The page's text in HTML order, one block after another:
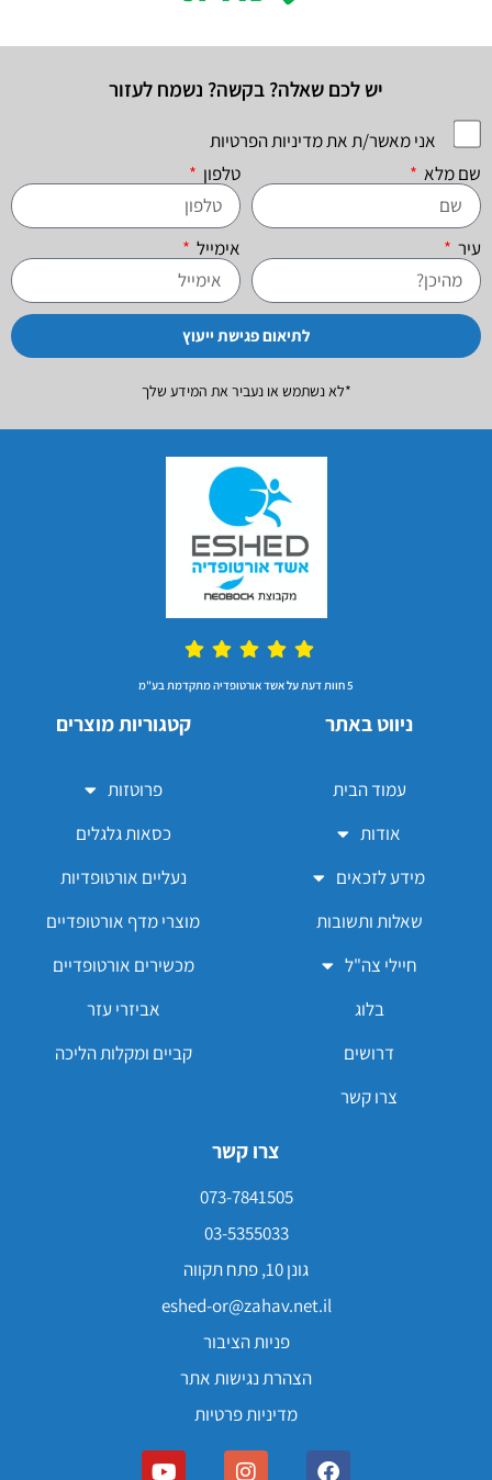
יש לכם שאלה? בקשה? נשמח לעזור
אני מאשר/ת את מדיניות הפרטיות
שם מלא
טלפון
עיר אימייל
לתיאום פגישת ייעוץ
*לא נשתמש או נעביר את המידע שלך
5 חוות דעת על אשד אורטופדיה מתקדמת בע"מ
ניווט באתר
עמוד הבית
אודות
מידע לזכאים
שאלות ותשובות
חיילי צה"ל
בלוג
דרושים
צרו קשר
קטגוריות מוצרים
פרוטזות
כסאות גלגלים
נעליים אורטופדיות
מוצרי מדף אורטופדיים
מכשירים אורטופדיים
אביזרי עזר
קביים ומקלות הליכה
צרו קשר
073-7841505
03-5355033
גונן 10, פתח תקווה
eshed-or@zahav.net.il
פניות הציבור
הצהרת נגישות אתר
מדיניות פרטיות